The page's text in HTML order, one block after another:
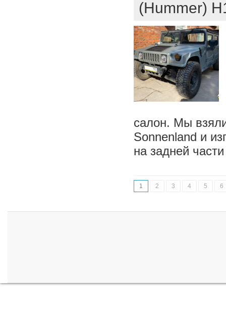
(Hummer)
салон. Мы
Sonnenland и
на задней части
1 2 3 4 5 6